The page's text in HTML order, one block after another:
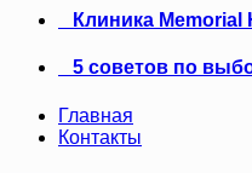
Клиника Memorial
5 советов по
Главная
Контакты